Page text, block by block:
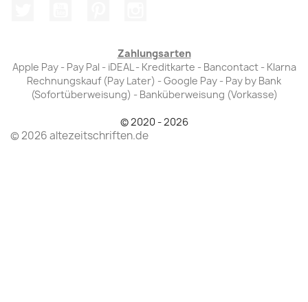
Zahlungsarten
Apple Pay - Pay Pal - iDEAL - Kreditkarte - Bancontact - Klarna
Rechnungskauf (Pay Later) - Google Pay - Pay by Bank
(Sofortüberweisung) - Banküberweisung (Vorkasse)
© 2020 - 2026
© 2026 altezeitschriften.de